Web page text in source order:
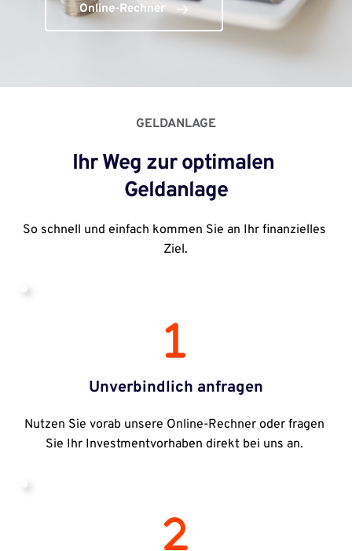
Online-Rechner
GELDANLAGE
Ihr Weg zur optimalen
Geldanlage
So schnell und einfach kommen Sie an Ihr finanzielles
Ziel.
Unverbindlich anfragen
Nutzen Sie vorab unsere Online-Rechner oder fragen
Sie Ihr Investmentvorhaben direkt bei uns an.